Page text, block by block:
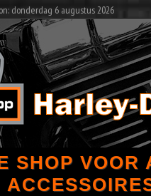
donderdag 6 augustus 2026
SHOP VOOR